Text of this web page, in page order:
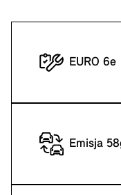
EURO 6e
Emisja